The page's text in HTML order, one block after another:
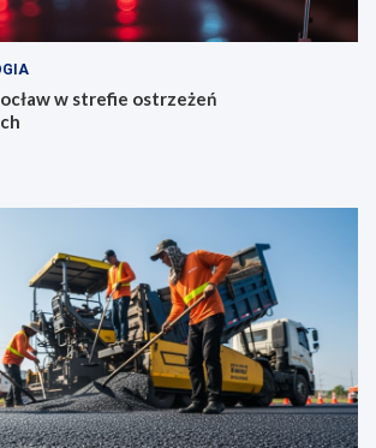
w strefie ostrzeżeń